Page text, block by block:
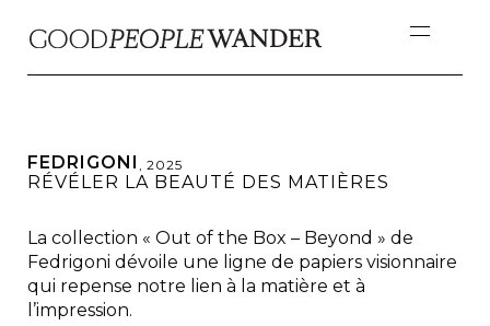
FEDRIGONI , 2025
RÉVÉLER LA BEAUTÉ DES MATIÈRES
La collection « Out of the Box – Beyond » de
Fedrigoni dévoile une ligne de papiers visionnaire
qui repense notre lien à la matière et à
l’impression.